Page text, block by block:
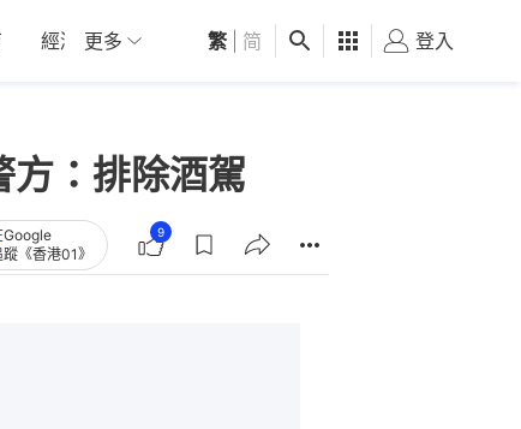
經濟 01深圳 觀點 健康 好食玩飛
更多 繁 简 登入
：排除酒駕
Google
《香港01》
9